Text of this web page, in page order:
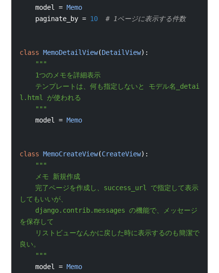
model = Memo
    paginate_by
= 10 # 1ページに表示する件数
class MemoDetailView(DetailView):
"""
    1つのメモを詳細表示
l.html が使われる
    """
model = Memo
class MemoCreateView(CreateView):
"""
    メモ 新規作成
してもいいが、
を保存して
良い。
    """
model = Memo